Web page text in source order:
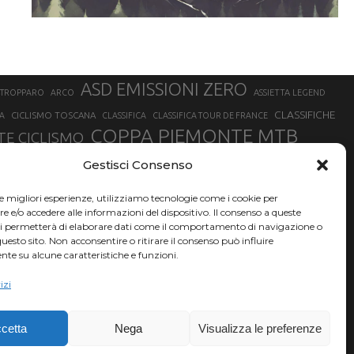
Gestisci Consenso
migliori esperienze, utilizziamo tecnologie come i cookie per
e/o accedere alle informazioni del dispositivo. Il consenso a queste
permetterà di elaborare dati come il comportamento di navigazione o
sito. Non acconsentire o ritirare il consenso può influire
su alcune caratteristiche e funzioni.
Nega Visualizza le preferenze
ARCO ASD EMISSIONI ZERO ASSIETTA LEGEND
CICLISMO TOSCANA CLASSIFICA CLASSIFICA TOUR DE FRANCE CLASSIFICHE
CICLISMO COPPA PIEMONTE MTB
FABIO ARU FIAB FINALE LIGURE
HERVÉ BARMASSE INSUBRIA BIKE FESTIVAL
LUCA BRAIDOT MARATHON BIKE DELLA BRIANZA
MATHIEU VAN DER POEL
TRIATHLON OLIMPICO